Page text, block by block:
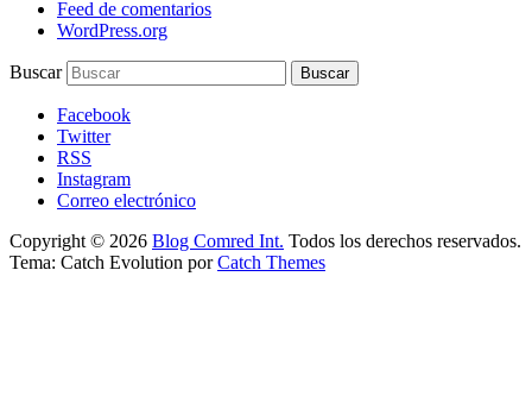
Feed de comentarios
WordPress.org
Buscar
Facebook
Twitter
RSS
Instagram
Correo electrónico
Copyright © 2026 Blog Comred Int. Todos los derechos reservados.
Tema: Catch Evolution porCatch Themes